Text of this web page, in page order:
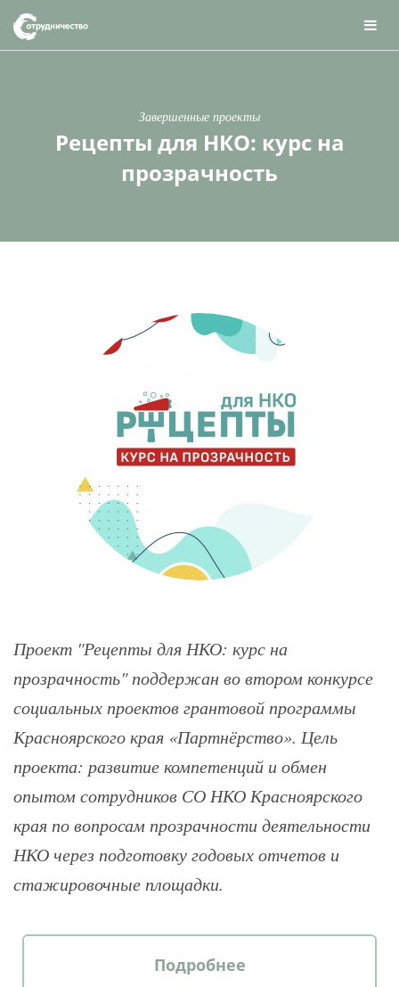
Завершенные проекты
Рецепты для НКО: курс на
прозрачность
Проект "Рецепты для НКО: курс на
прозрачность" поддержан во втором конкурсе
социальных проектов грантовой программы
Красноярского края «Партнёрство». Цель
проекта: развитие компетенций и обмен
опытом сотрудников СО НКО Красноярского
края по вопросам прозрачности деятельности
НКО через подготовку годовых отчетов и
стажировочные площадки.
Подробнее